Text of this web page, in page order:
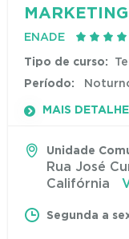
MARKETING
ENADE
Tipo de curso:
Período:
MAIS
Unidade
Rua José
Califórnia
Segunda a